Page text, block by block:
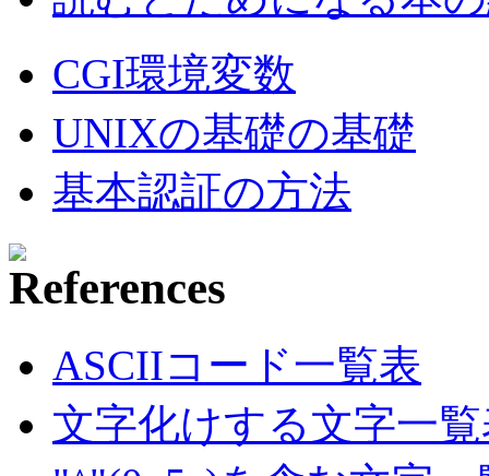
CGI環境変数
UNIXの基礎の基礎
基本認証の方法
ASCIIコード一覧表
文字化けする文字一